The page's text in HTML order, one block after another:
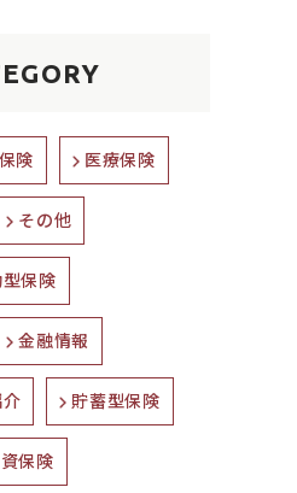
険 医療保険
その他
保険
金融情報
貯蓄型保険
保険